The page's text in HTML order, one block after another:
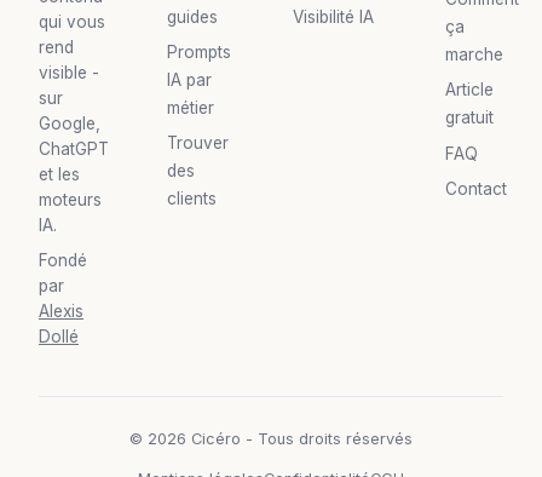
qui vous
rend
visible -
sur
Google,
ChatGPT
et les
moteurs
IA.
Fondé
par
Alexis
Dollé
guides
Prompts
IA par
métier
Trouver
des
clients
Visibilité IA
ça
marche
Article
gratuit
FAQ
Contact
© 2026 Cicéro - Tous droits réservés